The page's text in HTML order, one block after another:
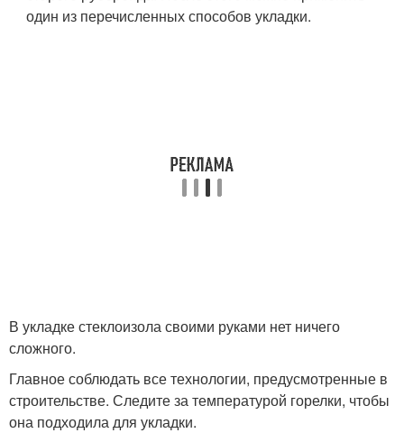
один из перечисленных способов укладки.
В укладке стеклоизола своими руками нет ничего
сложного.
Главное соблюдать все технологии, предусмотренные в
строительстве. Следите за температурой горелки, чтобы
она подходила для укладки.